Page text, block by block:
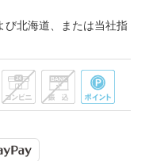
北海道、または当社指